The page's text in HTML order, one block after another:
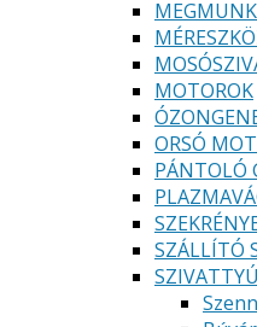
MOTOROK
ORSÓ
PÁNTOLÓ
SZÁLLÍTÓ